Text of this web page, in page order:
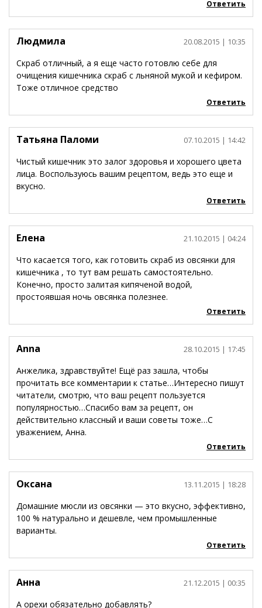
Ответить
Людмила 20.08.2015 | 10:35
Скраб отличный, а я еще часто готовлю себе для
очищения кишечника скраб с льняной мукой и кефиром.
Тоже отличное средство
Ответить
Татьяна Паломи 07.10.2015 | 14:42
Чистый кишечник это залог здоровья и хорошего цвета
лица. Воспользуюсь вашим рецептом, ведь это еще и
вкусно.
Ответить
Елена 21.10.2015 | 04:24
Что касается того, как готовить скраб из овсянки для
кишечника , то тут вам решать самостоятельно.
Конечно, просто залитая кипяченой водой,
простоявшая ночь овсянка полезнее.
Ответить
Anna 28.10.2015 | 17:45
Анжелика, здравствуйте! Ещё раз зашла, чтобы
прочитать все комментарии к статье…Интересно пишут
читатели, смотрю, что ваш рецепт пользуется
популярностью…Спасибо вам за рецепт, он
действительно классный и ваши советы тоже…С
уважением, Анна.
Ответить
Оксана 13.11.2015 | 18:28
Домашние мюсли из овсянки — это вкусно, эффективно,
100 % натурально и дешевле, чем промышленные
варианты.
Ответить
Анна 21.12.2015 | 00:35
А орехи обязательно добавлять?